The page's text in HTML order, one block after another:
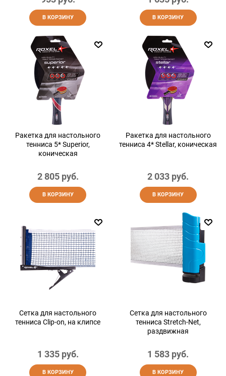
В КОРЗИНУ В КОРЗИНУ
Ракетка для настольного
тенниса 5* Superior,
коническая
2 805 руб.
В КОРЗИНУ
Ракетка для настольного
тенниса 4* Stellar, коническая
2 033 руб.
В КОРЗИНУ
Сетка для настольного
тенниса Clip-on, на клипсе
1 335 руб.
В КОРЗИНУ
Сетка для настольного
тенниса Stretch-Net,
раздвижная
1 583 руб.
В КОРЗИНУ